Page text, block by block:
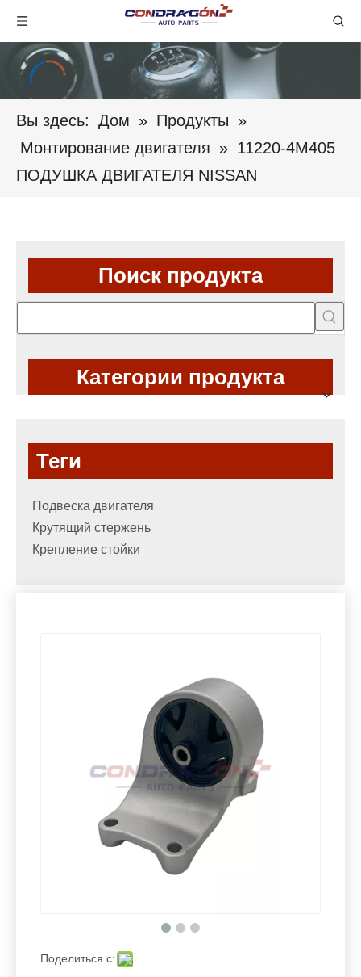
Вы здесь: Дом » Продукты »
Монтирование двигателя » 11220-4M405
ПОДУШКА ДВИГАТЕЛЯ NISSAN
Поиск продукта
Категории продукта
Теги
Подвеска двигателя
Крутящий стержень
Крепление стойки
Поделиться с: